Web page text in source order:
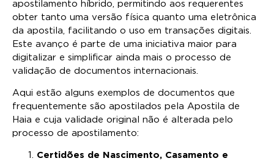
apostilamento híbrido, permitindo aos requerentes
obter tanto uma versão física quanto uma eletrônica
da apostila, facilitando o uso em transações digitais.
Este avanço é parte de uma iniciativa maior para
digitalizar e simplificar ainda mais o processo de
validação de documentos internacionais.
Aqui estão alguns exemplos de documentos que
frequentemente são apostilados pela Apostila de
Haia e cuja validade original não é alterada pelo
processo de apostilamento:
Certidões de Nascimento, Casamento e